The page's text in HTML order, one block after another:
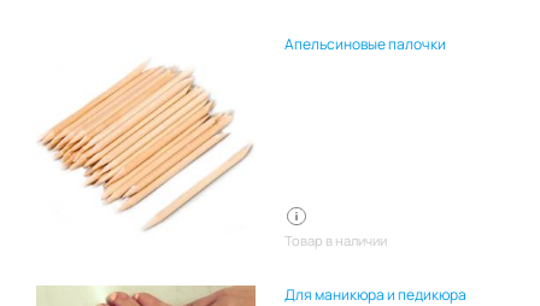
Апельсиновые палочки
Товар в наличии
Для маникюра и педикюра